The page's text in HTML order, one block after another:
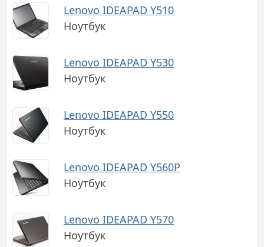
Lenovo IDEAPAD Y510
Ноутбук
Lenovo IDEAPAD Y530
Ноутбук
Lenovo IDEAPAD Y550
Ноутбук
Lenovo IDEAPAD Y560P
Ноутбук
Lenovo IDEAPAD Y570
Ноутбук